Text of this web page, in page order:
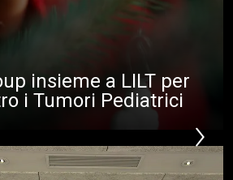
insieme a LILT per
i Tumori Pediatrici